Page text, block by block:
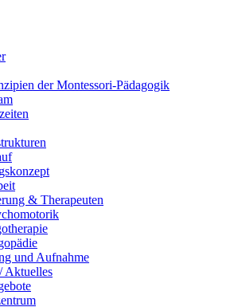
der Montessori-Pädagogik
& Therapeuten
und Aufnahme
Aktuelles